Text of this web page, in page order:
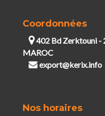
Coordonnées
402 Bd Zerktouni -
MAROC
export@kerix.info
Nos horaires